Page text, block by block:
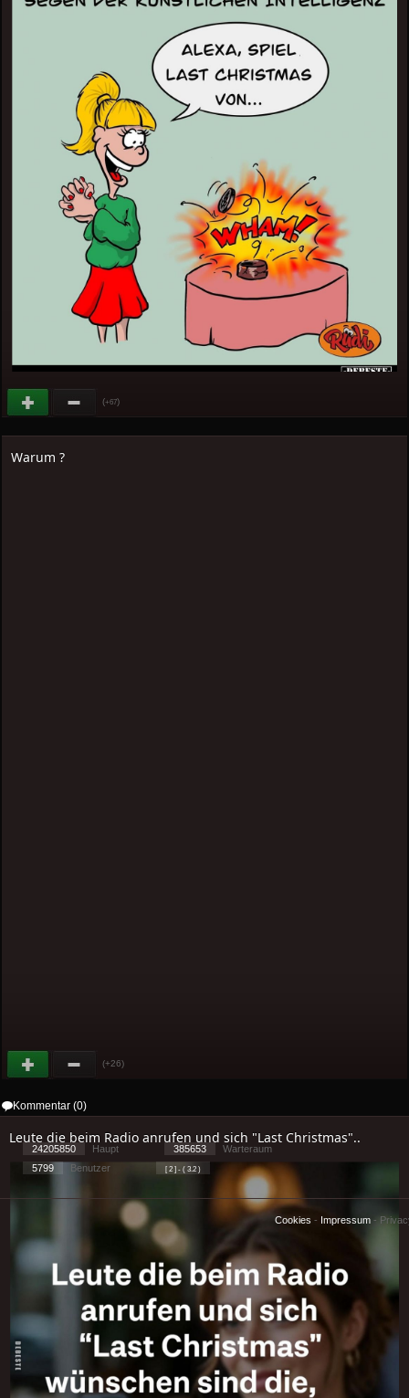
(+67)
Warum ?
(+26)
Kommentar (0)
Leute die beim Radio anrufen und sich "Last Christmas"..
24205850 Haupt 385653
Warteraum
5799
Benutzer [ 2 ] - ( 3.2 )
Cookies - Impressum -